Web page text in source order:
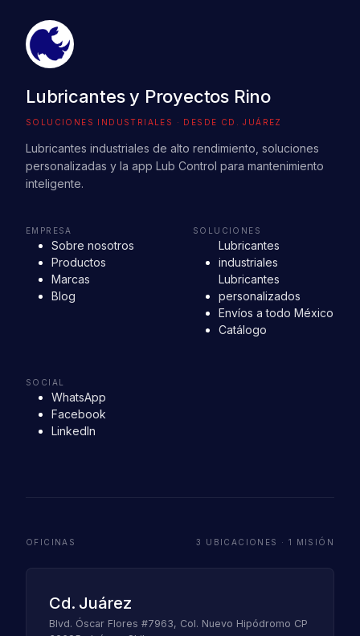
Lubricantes y Proyectos Rino
SOLUCIONES INDUSTRIALES · DESDE CD. JUÁREZ
Lubricantes industriales de alto rendimiento, soluciones
personalizadas y la app Lub Control para mantenimiento
inteligente.
EMPRESA
Sobre nosotros
Productos
Marcas
Blog
SOLUCIONES
Lubricantes
industriales
Lubricantes
personalizados
Envíos a todo México
Catálogo
SOCIAL
WhatsApp
Facebook
LinkedIn
OFICINAS 3 UBICACIONES · 1 MISIÓN
Cd. Juárez
Blvd. Óscar Flores #7963, Col. Nuevo Hipódromo CP